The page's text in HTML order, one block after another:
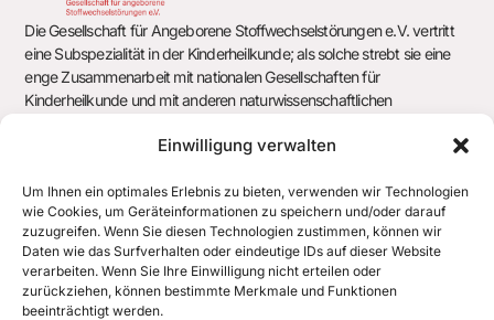
Einwilligung verwalten
Um Ihnen ein optimales Erlebnis zu bieten, verwenden wir Technologien
wie Cookies, um Geräteinformationen zu speichern und/oder darauf
zuzugreifen. Wenn Sie diesen Technologien zustimmen, können wir
Daten wie das Surfverhalten oder eindeutige IDs auf dieser Website
verarbeiten. Wenn Sie Ihre Einwilligung nicht erteilen oder
zurückziehen, können bestimmte Merkmale und Funktionen
beeinträchtigt werden.
Die Gesellschaft für Angeborene Stoffwechselstörungen e.V. vertritt
eine Subspezialität in der Kinderheilkunde; als solche strebt sie eine
enge Zusammenarbeit mit nationalen Gesellschaften für
Kinderheilkunde und mit anderen naturwissenschaftlichen
Gesellschaft für Angeborene Stoffwechselstörungen e.V.
c/o Geschäftsstelle der Deutschen Gesellschaft für Kinder- und
Jugendmedizin e.V. (DGKJ)
Chausseestr. 128/129
10115 Berlin